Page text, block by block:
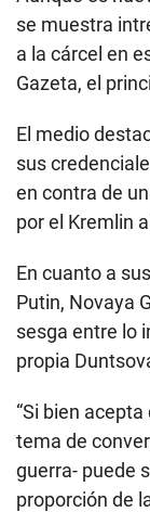
se muestra
a la cárcel en
Gazeta, el
El medio
sus
en contra de
por el Kremlin
En cuanto a
Putin, Novaya
sesga entre lo
propia
“Si bien
tema de
guerra- puede
proporción de